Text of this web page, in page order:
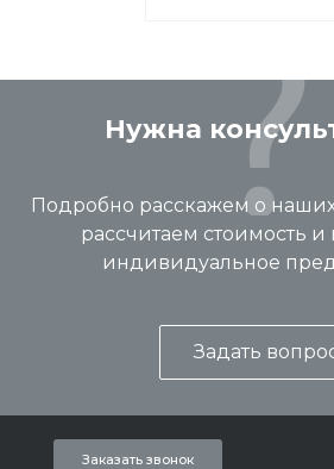
Нужна
Подробно расскажем о наших
рассчитаем стоимость
индивидуальное
Задать
Заказать звонок